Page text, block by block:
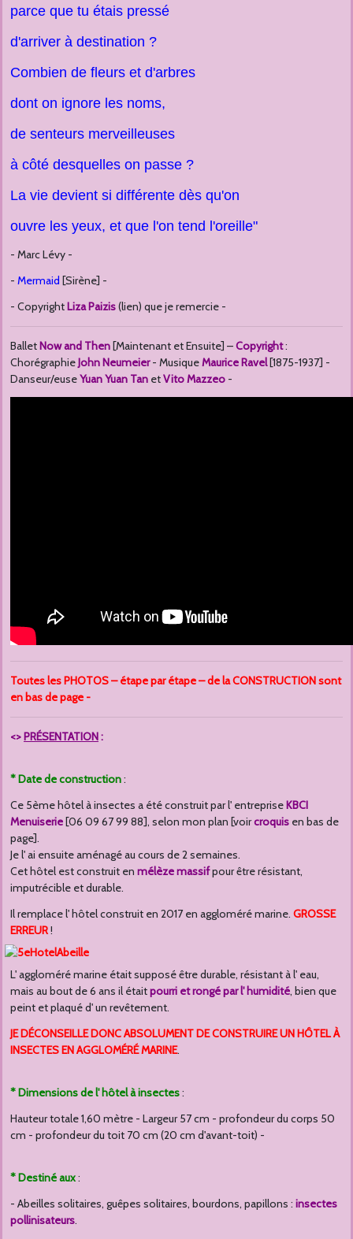
parce que tu étais pressé
d'arriver à destination ?
Combien de fleurs et d'arbres
dont on ignore les noms,
de senteurs merveilleuses
à côté desquelles on passe ?
La vie devient si différente dès qu'on
ouvre les yeux, et que l'on tend l'oreille"
- Marc Lévy -
- Mermaid [Sirène] -
- CopyrightLiza Paizis(lien) que je remercie -
BalletNow and Then[Maintenant et Ensuite] –Copyright:
ChorégraphieJohn Neumeier- MusiqueMaurice Ravel[1875-1937] -
Danseur/euseYuan Yuan Tan etVito Mazzeo -
Toutes les PHOTOS – étape par étape – de la CONSTRUCTION sont
en bas de page -
<>PRÉSENTATION:
*Date de construction:
Ce 5ème hôtel à insectes a été construit par l' entrepriseKBCI
Menuiserie[06 09 67 99 88], selon mon plan [voircroquis en bas de
page].
Je l' ai ensuite aménagé au cours de 2 semaines.
Cet hôtel est construit en mélèze massifpour être résistant,
imputrécible et durable.
Il remplace l' hôtel construit en 2017 en aggloméré marine. GROSSE
ERREUR!
L' aggloméré marine était supposé être durable, résistant à l' eau,
mais au bout de 6 ans il étaitpourri et rongé par l' humidité, bien que
peint et plaqué d' un revêtement.
JE DÉCONSEILLE DONC ABSOLUMENT DE CONSTRUIRE UN HÔTEL À
INSECTES EN AGGLOMÉRÉ MARINE.
*Dimensions de l' hôtel à insectes:
Hauteur totale 1,60 mètre - Largeur 57 cm - profondeur du corps 50
cm - profondeur du toit 70 cm (20 cm d'avant-toit) -
*Destiné aux:
- Abeilles solitaires, guêpes solitaires, bourdons, papillons : insectes
pollinisateurs.